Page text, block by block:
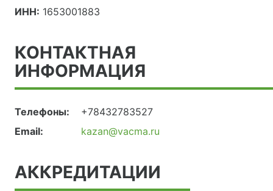
ИНН: 1653001883
КОНТАКТНАЯ
ИНФОРМАЦИЯ
Телефоны:
+78432783527
Email:
kazan@vacma.ru
АККРЕДИТАЦИИ